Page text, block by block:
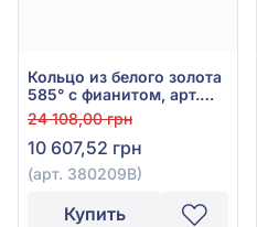
Кольцо из белого золота
585° с фианитом, арт.
380209В
24 108,00 грн
10 607,52 грн
(арт. 380209В)
Купить